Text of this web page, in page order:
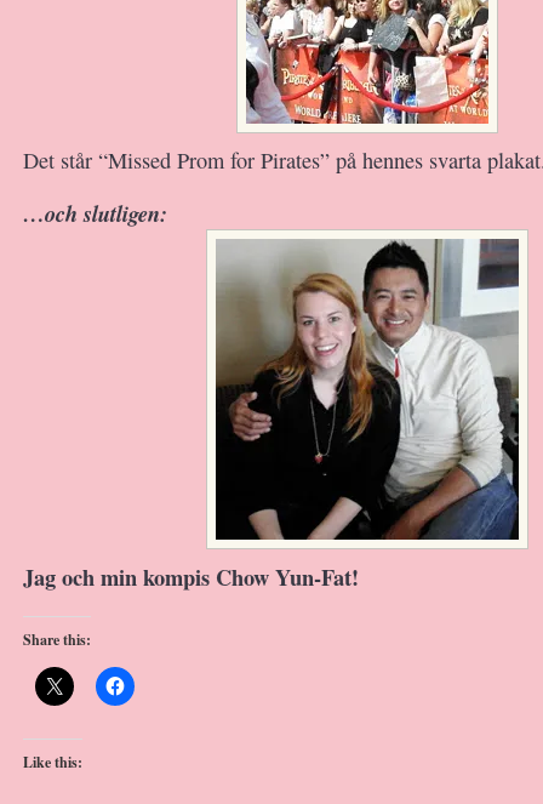
Det står “Missed Prom for Pirates” på hennes svarta
…och slutligen:
Jag och min kompis Chow Yun-Fat!
Share this:
Like this: